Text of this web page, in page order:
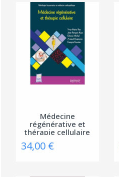
Médecine
régénérative et
thérapie cellulaire
34,00 €